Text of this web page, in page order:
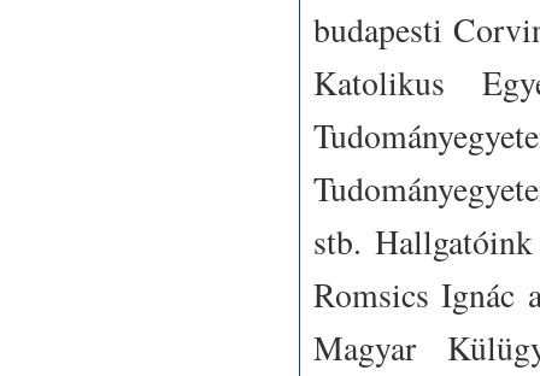
budapesti
Katolikus
stb.
Romsics Ignác
Magyar